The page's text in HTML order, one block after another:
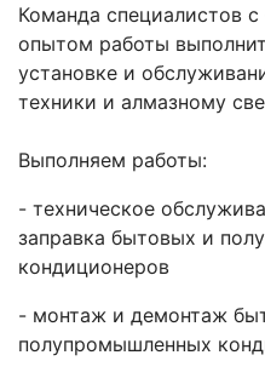
Команда специалистов
опытом работы
установке и
техники и алмазному
Выполняем работы:
- техническое
заправка бытовых и
кондиционеров
- монтаж и демонтаж
полупромышленных